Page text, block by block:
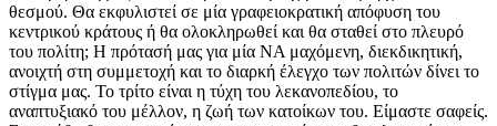
θεσμού. Θα εκφυλιστεί σε μία γραφειοκρατική απόφυση του
κεντρικού κράτους ή θα ολοκληρωθεί και θα σταθεί στο πλευρό
του πολίτη; Η πρότασή μας για μία ΝΑ μαχόμενη, διεκδικητική,
ανοιχτή στη συμμετοχή και το διαρκή έλεγχο των πολιτών δίνει το
στίγμα μας. Το τρίτο είναι η τύχη του λεκανοπεδίου, το
αναπτυξιακό του μέλλον, η ζωή των κατοίκων του. Είμαστε σαφείς.